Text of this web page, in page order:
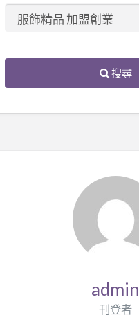
搜尋
admin
刊登者